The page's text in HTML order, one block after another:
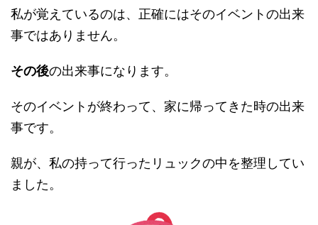
私が覚えているのは、正確にはそのイベントの出来
事ではありません。
その後の出来事になります。
そのイベントが終わって、家に帰ってきた時の出来
事です。
親が、私の持って行ったリュックの中を整理してい
ました。